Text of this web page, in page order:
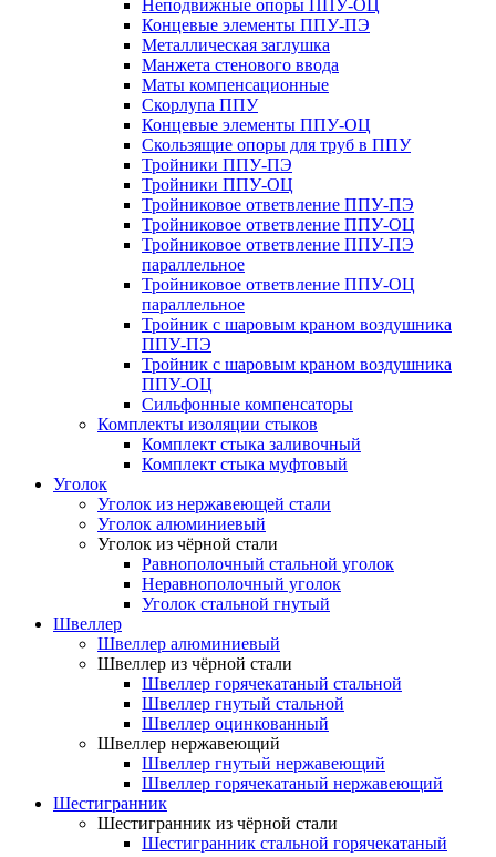
Неподвижные опоры ППУ-ОЦ
Концевые элементы ППУ-ПЭ
Металлическая заглушка
Манжета стенового ввода
Маты компенсационные
Скорлупа ППУ
Концевые элементы ППУ-ОЦ
Скользящие опоры для труб в ППУ
Тройники ППУ-ПЭ
Тройники ППУ-ОЦ
Тройниковое ответвление ППУ-ПЭ
Тройниковое ответвление ППУ-ОЦ
Тройниковое ответвление ППУ-ПЭ
параллельное
Тройниковое ответвление ППУ-ОЦ
параллельное
Тройник с шаровым краном воздушника
ППУ-ПЭ
Тройник с шаровым краном воздушника
ППУ-ОЦ
Сильфонные компенсаторы
Комплекты изоляции стыков
Комплект стыка заливочный
Комплект стыка муфтовый
Уголок
Уголок из нержавеющей стали
Уголок алюминиевый
Уголок из чёрной стали
Равнополочный стальной уголок
Неравнополочный уголок
Уголок стальной гнутый
Швеллер
Швеллер алюминиевый
Швеллер из чёрной стали
Швеллер горячекатаный стальной
Швеллер гнутый стальной
Швеллер оцинкованный
Швеллер нержавеющий
Швеллер гнутый нержавеющий
Швеллер горячекатаный нержавеющий
Шестигранник
Шестигранник из чёрной стали
Шестигранник стальной горячекатаный